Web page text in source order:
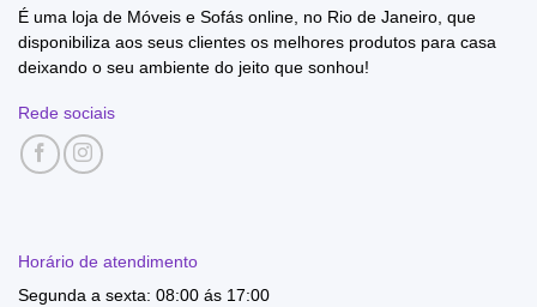
É uma loja de Móveis e Sofás online, no Rio de Janeiro, que
disponibiliza aos seus clientes os melhores produtos para casa
deixando o seu ambiente do jeito que sonhou!
Rede sociais
Horário de atendimento
Segunda a sexta: 08:00 ás 17:00